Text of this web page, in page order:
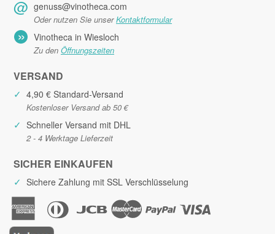
@ genuss@vinotheca.com
Oder nutzen Sie unserKontaktformular
» Vinotheca in Wiesloch
Zu den Öffnungszeiten
VERSAND
✓ 4,90 € Standard-Versand
Kostenloser Versand ab 50 €
✓ Schneller Versand mit DHL
2 - 4 Werktage Lieferzeit
SICHER EINKAUFEN
✓ Sichere Zahlung mit SSL Verschlüsselung